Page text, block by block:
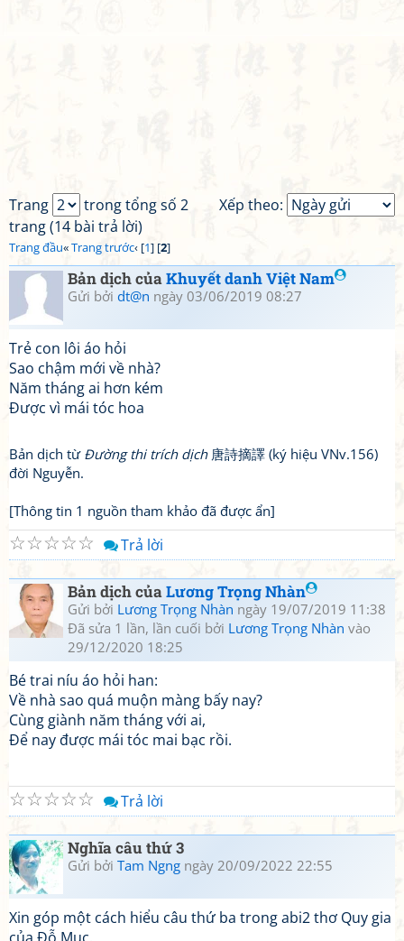
Xếp theo:
Trang
trong tổng số 2
trang (14 bài trả lời)
Trang đầu«Trang trước‹ [1] [2]
Bản dịch củaKhuyết danh Việt Nam
Gửi bởi dt@n ngày 03/06/2019 08:27
Trẻ con lôi áo hỏi
Sao chậm mới về nhà?
Năm tháng ai hơn kém
Được vì mái tóc hoa
Bản dịch từ Đường thi trích dịch唐詩摘譯 (ký hiệu VNv.156)
đời Nguyễn.
[Thông tin 1 nguồn tham khảo đã được ẩn]
☆
☆
☆
☆
☆ Trả lời
Bản dịch củaLương Trọng Nhàn
Gửi bởi Lương Trọng Nhàn ngày 19/07/2019 11:38
Đã sửa 1 lần, lần cuối bởi Lương Trọng Nhàn vào
29/12/2020 18:25
Bé trai níu áo hỏi han:
Về nhà sao quá muộn màng bấy nay?
Cùng giành năm tháng với ai,
Để nay được mái tóc mai bạc rồi.
☆
☆
☆
☆
☆ Trả lời
Nghĩa câu thứ 3
Gửi bởi Tam Ngng ngày 20/09/2022 22:55
Xin góp một cách hiểu câu thứ ba trong abi2 thơ Quy gia